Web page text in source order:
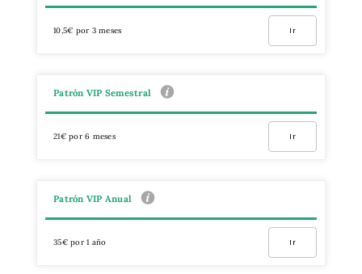
10,5€ por 3 meses Ir
Patrón VIP Semestral
21€ por 6 meses Ir
Patrón VIP Anual
35€ por 1 año Ir